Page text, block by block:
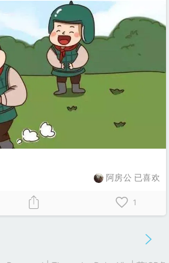
阿房公 已喜欢
1